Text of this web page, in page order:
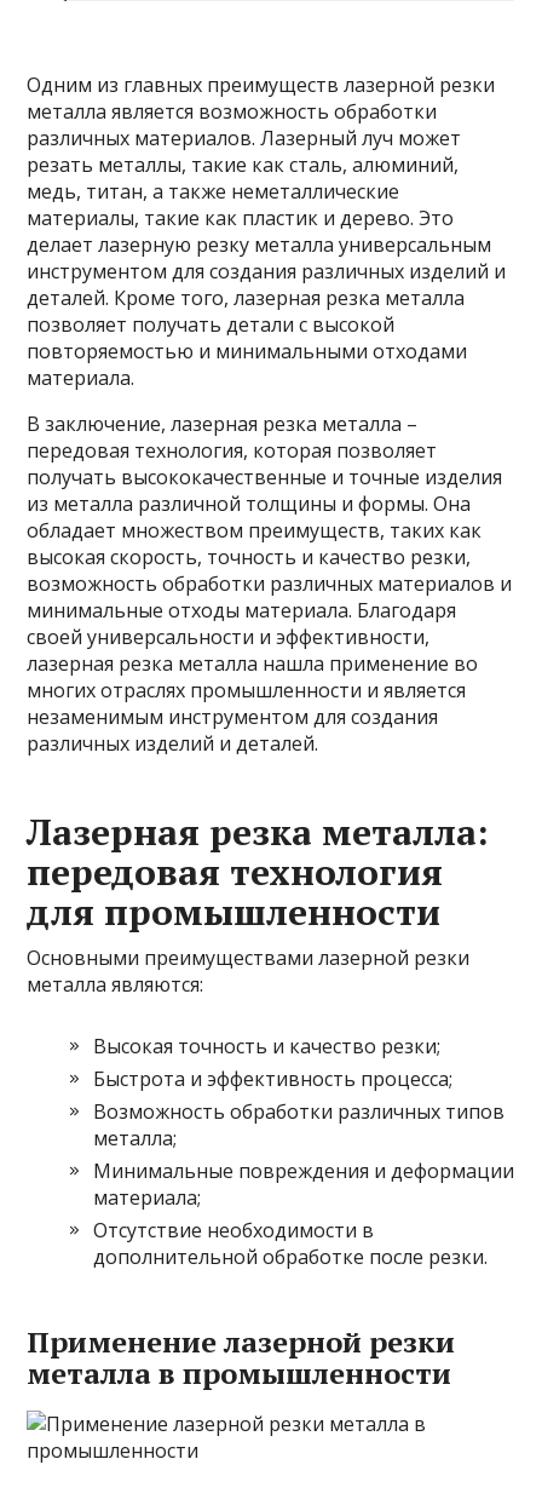
Одним из главных преимуществ лазерной резки
металла является возможность обработки
различных материалов. Лазерный луч может
резать металлы, такие как сталь, алюминий,
медь, титан, а также неметаллические
материалы, такие как пластик и дерево. Это
делает лазерную резку металла универсальным
инструментом для создания различных изделий и
деталей. Кроме того, лазерная резка металла
позволяет получать детали с высокой
повторяемостью и минимальными отходами
материала.
В заключение, лазерная резка металла –
передовая технология, которая позволяет
получать высококачественные и точные изделия
из металла различной толщины и формы. Она
обладает множеством преимуществ, таких как
высокая скорость, точность и качество резки,
возможность обработки различных материалов и
минимальные отходы материала. Благодаря
своей универсальности и эффективности,
лазерная резка металла нашла применение во
многих отраслях промышленности и является
незаменимым инструментом для создания
различных изделий и деталей.
Лазерная резка металла:
передовая технология
для промышленности
Основными преимуществами лазерной резки
металла являются:
Высокая точность и качество резки;
Быстрота и эффективность процесса;
Возможность обработки различных типов
металла;
Минимальные повреждения и деформации
материала;
Отсутствие необходимости в
дополнительной обработке после резки.
Применение лазерной резки
металла в промышленности